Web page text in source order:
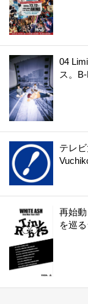
04
ス。
テレ
再始
を巡